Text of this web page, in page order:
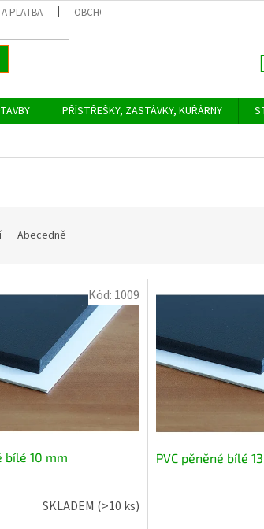
PLATBA OBCHODNÍ PODMÍNKY PODMÍNKY
PŘÍSTŘEŠKY, ZASTÁVKY, KUŘÁRNY
Abecedně
bílé 10 mm
SKLADEM (>10 ks)
Kód: 1009
PVC pěněné bílé